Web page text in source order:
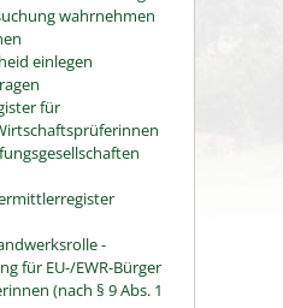
wahrnehmen
einlegen
für
-
für EU-/EWR-Bürger
(nach § 9 Abs. 1